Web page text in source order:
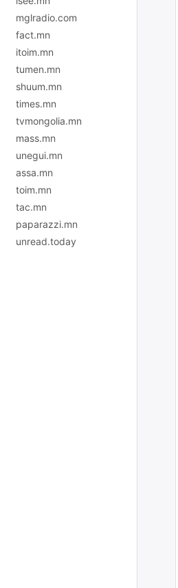
mglradio.com
fact.mn
itoim.mn
tumen.mn
shuum.mn
times.mn
tvmongolia.mn
mass.mn
unegui.mn
assa.mn
toim.mn
tac.mn
paparazzi.mn
unread.today